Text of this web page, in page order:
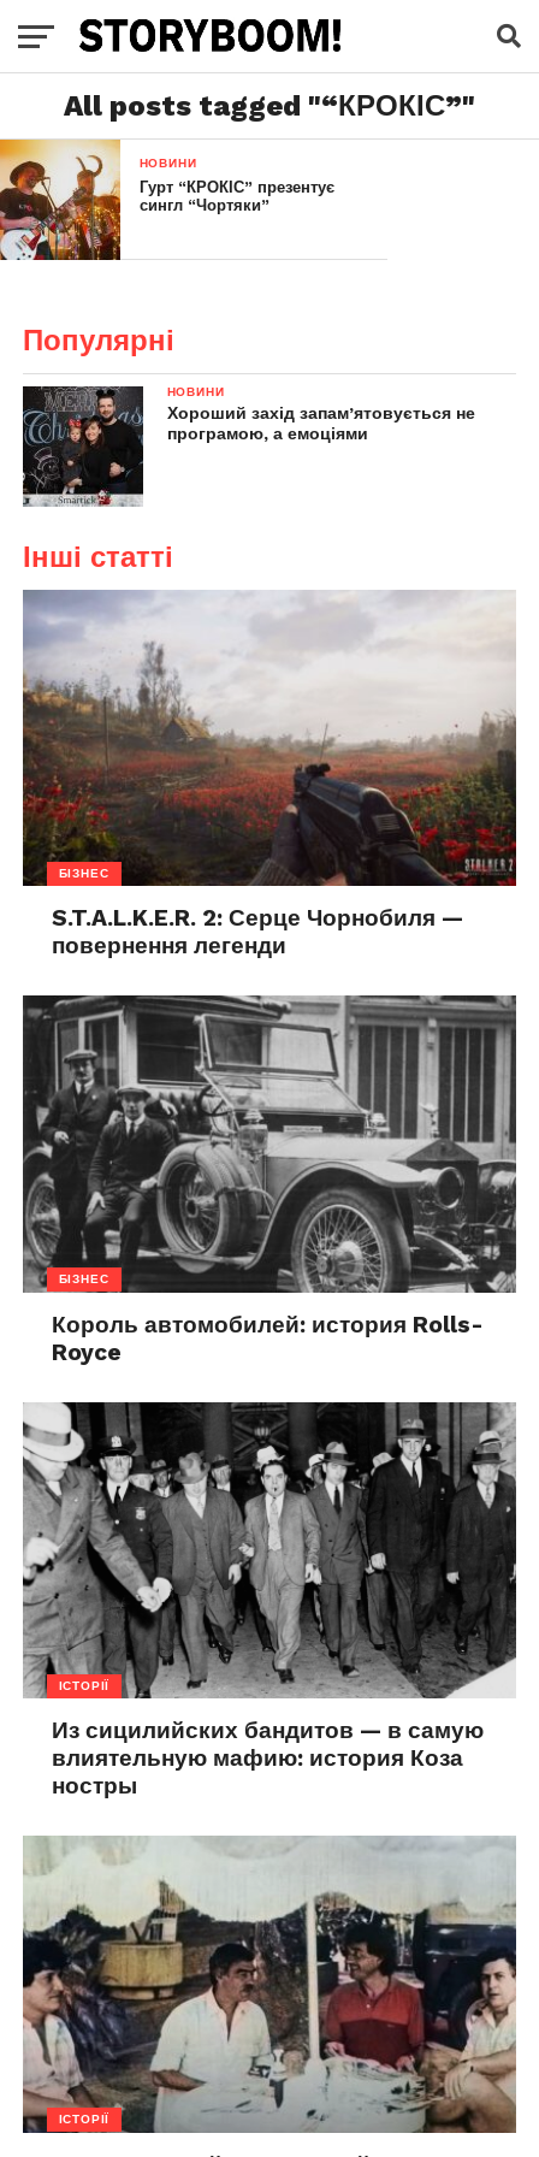
All posts tagged "“КРОКІС”"
НОВИНИ
Гурт “КРОКІС” презентує
сингл “Чортяки”
Популярні
НОВИНИ
Хороший захід запам’ятовується не
програмою, а емоціями
Інші статті
БІЗНЕС
S.T.A.L.K.E.R. 2: Серце Чорнобиля —
повернення легенди
БІЗНЕС
Король автомобилей: история Rolls-
Royce
ІСТОРІЇ
Из сицилийских бандитов — в самую
влиятельную мафию: история Коза
ностры
ІСТОРІЇ